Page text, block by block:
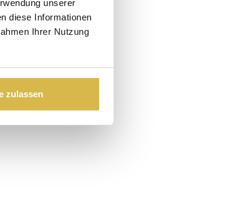
unserer
diese Informationen
Ihrer Nutzung
zulassen